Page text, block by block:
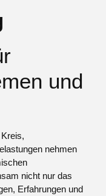
und
nehmen
nicht nur das
Erfahrungen und